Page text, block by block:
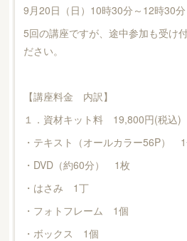
9月20日（日）10時30分～12時30分
5回の講座ですが、途中参加も受け
ださい。
【講座料金 内訳】
１．資材キット料 19,800円(税込)
・テキスト（オールカラー56P）
・DVD（約60分） 1枚
・はさみ 1丁
・フォトフレーム 1個
・ボックス 1個